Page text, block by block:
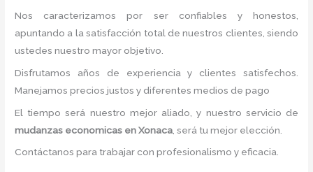
Nos caracterizamos por ser confiables y honestos,
apuntando a la satisfacción total de nuestros clientes, siendo
ustedes nuestro mayor objetivo.
Disfrutamos años de experiencia y clientes satisfechos.
Manejamos precios justos y diferentes medios de pago
El tiempo será nuestro mejor aliado, y nuestro servicio de
mudanzas economicas en Xonaca , será tu mejor elección.
Contáctanos para trabajar con profesionalismo y eficacia.